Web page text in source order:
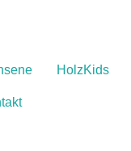
HolzKids